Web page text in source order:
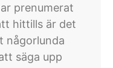
prenumerat
hittills är det
någorlunda
säga upp